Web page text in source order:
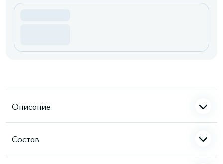
Описание
Состав